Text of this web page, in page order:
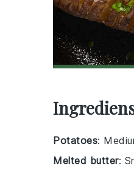
Potatoes:
Melted butter: